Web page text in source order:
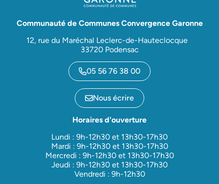
Communauté de Communes Convergence Garonne
12, rue du Maréchal Leclerc-de-Hauteclocque
33720 Podensac
05 56 76 38 00
Nous écrire
Horaires d'ouverture
Lundi : 9h-12h30 et 13h30-17h30
Mardi : 9h-12h30 et 13h30-17h30
Mercredi : 9h-12h30 et 13h30-17h30
Jeudi : 9h-12h30 et 13h30-17h30
Vendredi : 9h-12h30